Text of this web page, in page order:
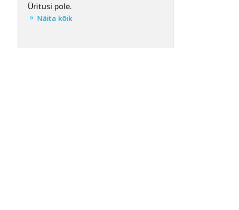
Üritusi pole.
Näita kõik